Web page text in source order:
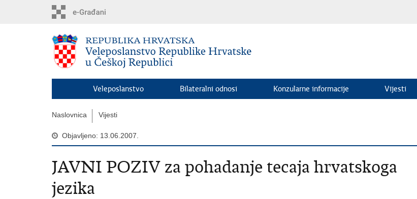
Veleposlanstvo Bilateralni odnosi Konzularne informacije Vijesti
Naslovnica Vijesti
Objavljeno: 13.06.2007.
JAVNI POZIV za pohadanje tecaja hrvatskoga
jezika